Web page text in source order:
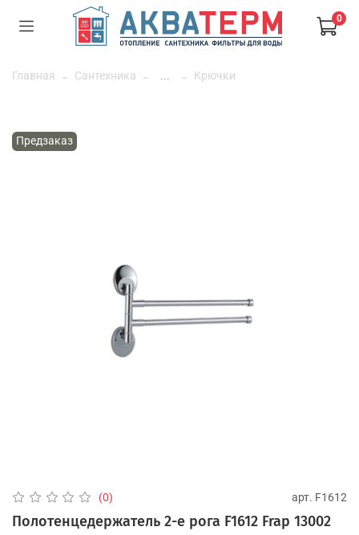
0
Главная Сантехника ... Крючки
Предзаказ
(0) арт. F1612
Полотенцедержатель 2-е рога F1612 Frap 13002